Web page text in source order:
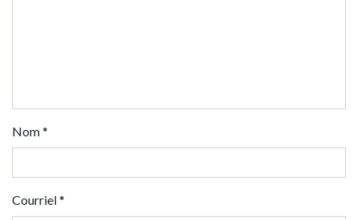
Nom*
Courriel*